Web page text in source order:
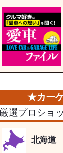
厳選プロショ
北海道